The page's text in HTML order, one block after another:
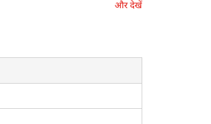
और देखें